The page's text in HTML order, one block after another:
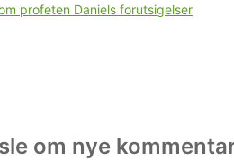
profeten Daniels forutsigelser
om nye